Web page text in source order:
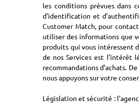
les conditions prévues dans
d’identification et
Customer Match, pour
utiliser des informations que
produits qui vous intéressent
de nos Services est l’intérêt
recommandations d’achats.
nous appuyons sur votre
Législation et sécurité :